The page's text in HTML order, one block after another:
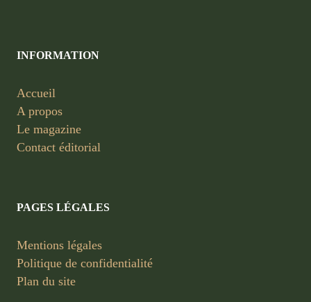
INFORMATION
Accueil
A propos
Le magazine
Contact éditorial
PAGES LÉGALES
Mentions légales
Politique de confidentialité
Plan du site